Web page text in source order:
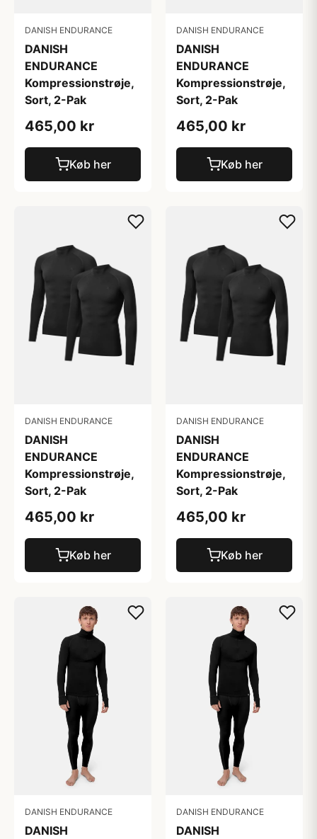
DANISH ENDURANCE
DANISH
ENDURANCE
Kompressionstrøje,
Sort, 2-Pak
465,00 kr
Køb her
DANISH ENDURANCE
DANISH
ENDURANCE
Kompressionstrøje,
Sort, 2-Pak
465,00 kr
Køb her
DANISH ENDURANCE
DANISH
ENDURANCE
Kompressionstrøje,
Sort, 2-Pak
465,00 kr
Køb her
DANISH ENDURANCE
DANISH
ENDURANCE
Kompressionstrøje,
Sort, 2-Pak
465,00 kr
Køb her
DANISH ENDURANCE
DANISH
DANISH ENDURANCE
DANISH